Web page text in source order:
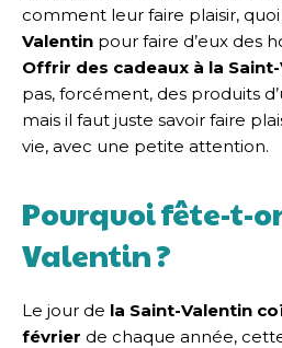
comment leur faire plaisir,
Valentin pour faire d’eux des
Offrir des cadeaux à la
pas, forcément, des produits
mais il faut juste savoir faire
vie, avec une petite attention.
Pourquoi fête-t-
Valentin ?
Le jour de la Saint-Valentin
février de chaque année,